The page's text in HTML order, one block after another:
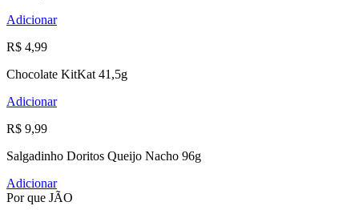
Adicionar
R$ 4,99
Chocolate KitKat 41,5g
Adicionar
R$ 9,99
Salgadinho Doritos Queijo Nacho 96g
Adicionar
Por que JÃO